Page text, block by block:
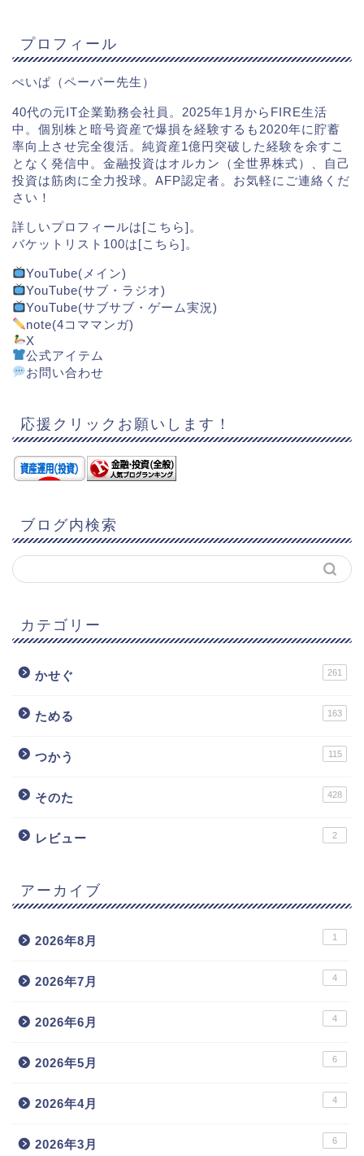
プロフィール
ぺいぱ（ペーパー先生）
40代の元IT企業勤務会社員。2025年1月からFIRE生活
中。個別株と暗号資産で爆損を経験するも2020年に貯蓄
率向上させ完全復活。純資産1億円突破した経験を余すこ
となく発信中。金融投資はオルカン（全世界株式）、自己
投資は筋肉に全力投球。AFP認定者。お気軽にご連絡くだ
さい！
詳しいプロフィールは[こちら]。
バケットリスト100は[こちら]。
YouTube(メイン)
YouTube(サブ・ラジオ)
YouTube(サブサブ・ゲーム実況)
note(4コママンガ)
X
公式アイテム
お問い合わせ
応援クリックお願いします！
ブログ内検索
カテゴリー
かせぐ 261
ためる 163
つかう 115
そのた 428
レビュー 2
アーカイブ
2026年8月 1
2026年7月 4
2026年6月 4
2026年5月 6
2026年4月 4
2026年3月 6